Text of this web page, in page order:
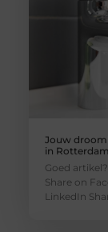
Jouw
in Rotterdam
Goed
Share on
LinkedIn